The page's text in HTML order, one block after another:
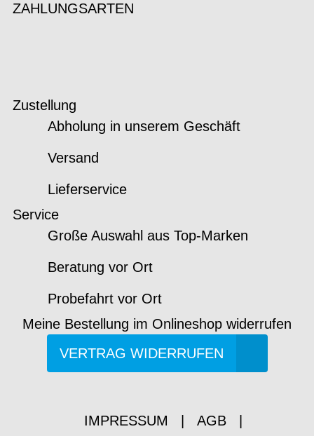
ZAHLUNGSARTEN
Zustellung
Abholung in unserem Geschäft
Versand
Lieferservice
Service
Große Auswahl aus Top-Marken
Beratung vor Ort
Probefahrt vor Ort
Meine Bestellung im Onlineshop widerrufen
VERTRAG WIDERRUFEN
IMPRESSUM AGB